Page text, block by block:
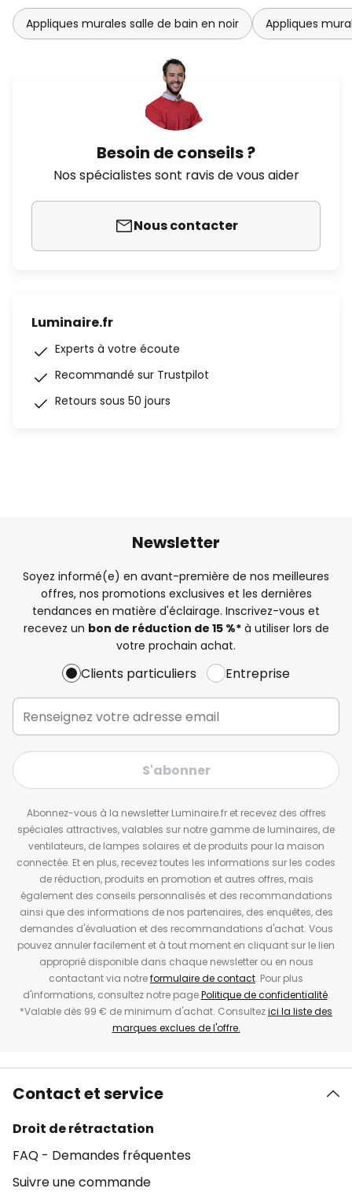
Appliques murales salle de bain en noir Appliques
Besoin de conseils ?
Nos spécialistes sont ravis de vous aider
Nous contacter
Luminaire.fr
Experts à votre écoute
Recommandé sur Trustpilot
Retours sous 50 jours
Newsletter
Soyez informé(e) en avant-première de nos meilleures
offres, nos promotions exclusives et les dernières
tendances en matière d'éclairage. Inscrivez-vous et
recevez un bon de réduction de 15 %*à utiliser lors de
votre prochain achat.
Clients particuliers Entreprise
S'abonner
Abonnez-vous à la newsletter Luminaire.fr et recevez des offres
spéciales attractives, valables sur notre gamme de luminaires, de
ventilateurs, de lampes solaires et de produits pour la maison
connectée. Et en plus, recevez toutes les informations sur les codes
de réduction, produits en promotion et autres offres, mais
également des conseils personnalisés et des recommandations
ainsi que des informations de nos partenaires, des enquêtes, des
demandes d'évaluation et des recommandations d'achat. Vous
pouvez annuler facilement et à tout moment en cliquant sur le lien
approprié disponible dans chaque newsletter ou en nous
contactant via notreformulaire de contact. Pour plus
d'informations, consultez notre pagePolitique de confidentialité.
*Valable dès 99 € de minimum d'achat. Consultezici la liste des
marques exclues de l'offre.
Contact et service
Droit de rétractation
FAQ - Demandes fréquentes
Suivre une commande